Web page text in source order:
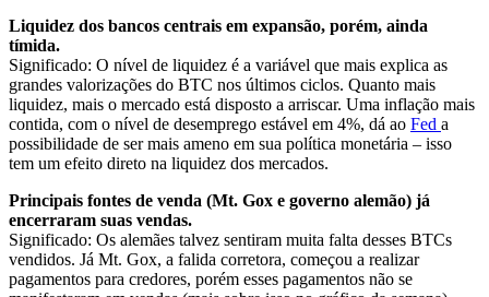
Liquidez dos bancos centrais em expansão, porém, ainda
tímida.
Significado: O nível de liquidez é a variável que mais explica as
grandes valorizações do BTC nos últimos ciclos. Quanto mais
liquidez, mais o mercado está disposto a arriscar. Uma inflação mais
contida, com o nível de desemprego estável em 4%, dá ao Fed a
possibilidade de ser mais ameno em sua política monetária – isso
tem um efeito direto na liquidez dos mercados.
Principais fontes de venda (Mt. Gox e governo alemão) já
encerraram suas vendas.
Significado: Os alemães talvez sentiram muita falta desses BTCs
vendidos. Já Mt. Gox, a falida corretora, começou a realizar
pagamentos para credores, porém esses pagamentos não se